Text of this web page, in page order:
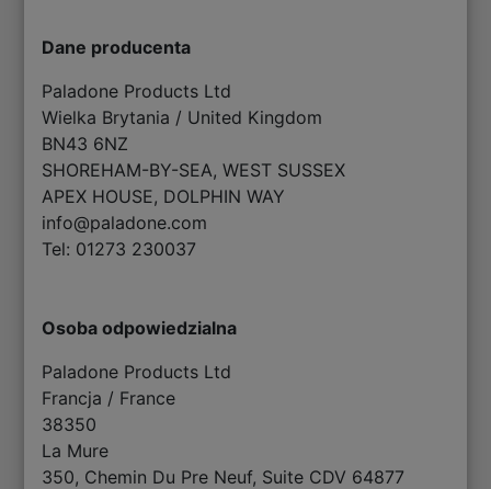
Dane producenta
Paladone Products Ltd
Wielka Brytania / United Kingdom
BN43 6NZ
SHOREHAM-BY-SEA, WEST SUSSEX
APEX HOUSE, DOLPHIN WAY
info@paladone.com
Tel: 01273 230037
Osoba odpowiedzialna
Paladone Products Ltd
Francja / France
38350
La Mure
350, Chemin Du Pre Neuf, Suite CDV 64877